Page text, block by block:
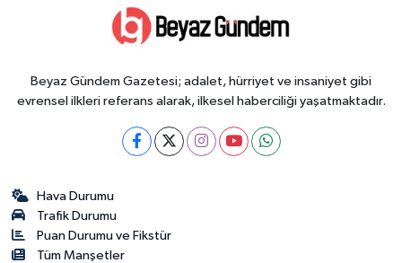
Beyaz Gündem Gazetesi; adalet, hürriyet ve insaniyet gibi
evrensel ilkleri referans alarak, ilkesel haberciliği yaşatmaktadır.
Hava Durumu
Trafik Durumu
Puan Durumu ve Fikstür
Tüm Manşetler